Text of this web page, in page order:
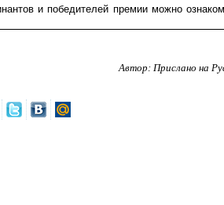
и победителей премии можно
Автор: Прислано на